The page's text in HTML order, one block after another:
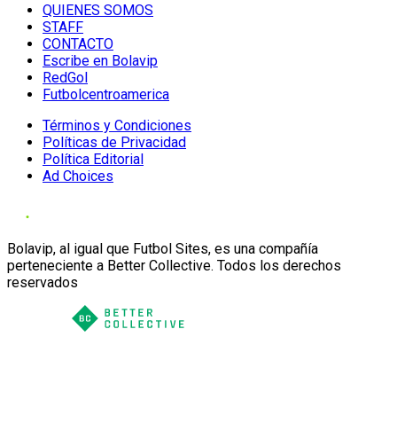
QUIENES SOMOS
STAFF
CONTACTO
Escribe en Bolavip
RedGol
Futbolcentroamerica
Términos y Condiciones
Políticas de Privacidad
Política Editorial
Ad Choices
Bolavip, al igual que Futbol Sites, es una compañía
perteneciente a Better Collective. Todos los derechos
reservados